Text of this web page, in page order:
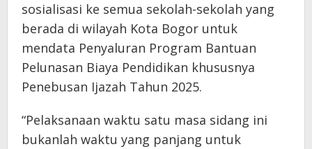
sosialisasi ke semua sekolah-sekolah yang
berada di wilayah Kota Bogor untuk
mendata Penyaluran Program Bantuan
Pelunasan Biaya Pendidikan khususnya
Penebusan Ijazah Tahun 2025.
“Pelaksanaan waktu satu masa sidang ini
bukanlah waktu yang panjang untuk